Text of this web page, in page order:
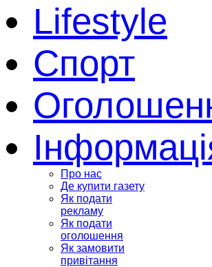
Lifestyle
Спорт
Про нас
Де купити газету
Як подати
рекламу
Як подати
оголошення
Як замовити
привітання